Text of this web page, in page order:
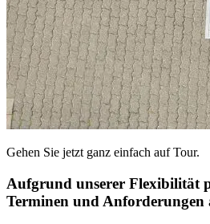
Gehen Sie jetzt ganz einfach auf Tour.
Aufgrund unserer Flexibilität
Terminen und Anforderungen